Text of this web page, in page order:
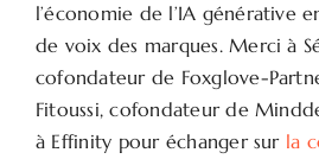
l’économie de l’IA générative
de voix des marques. Merci à
cofondateur de Foxglove-
Fitoussi, cofondateur de
à Effinity pour échanger sur la